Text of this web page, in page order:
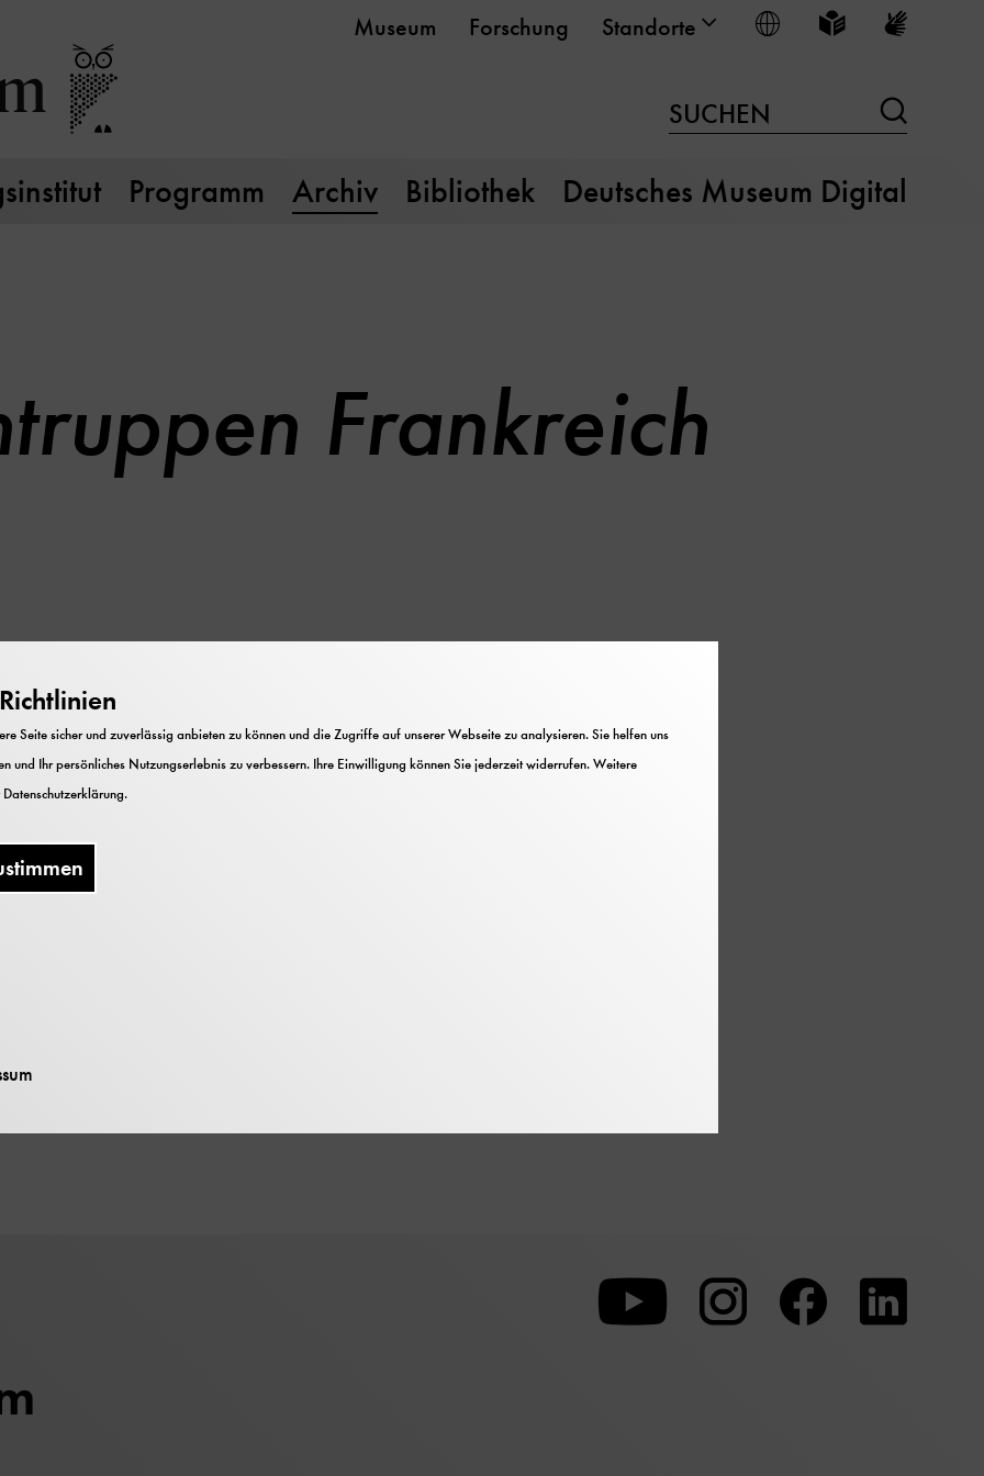
Museum Forschung Standorte Sprache wählen
Leichte Sprache
SUCHEN
Programm Archiv Bibliothek Deutsches Museum Digital
Frankreich
Ballonen und deren militärischen Einsatz im Ersten Weltkrieg
Zu
unserer
Zu
unserer
Zu
unserer
Seite sicher und zuverlässig anbieten zu können und die Zugriffe auf unserer Webseite zu analysieren. Sie helfen uns
und Ihr persönliches Nutzungserlebnis zu verbessern. Ihre Einwilligung können Sie jederzeit widerrufen. Weitere
Datenschutzerklärung.